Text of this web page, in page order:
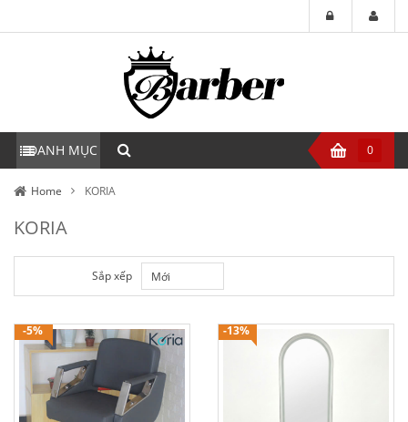
DANH MỤC 0
Home KORIA
KORIA
Sắp xếp Mới
-5% -13%